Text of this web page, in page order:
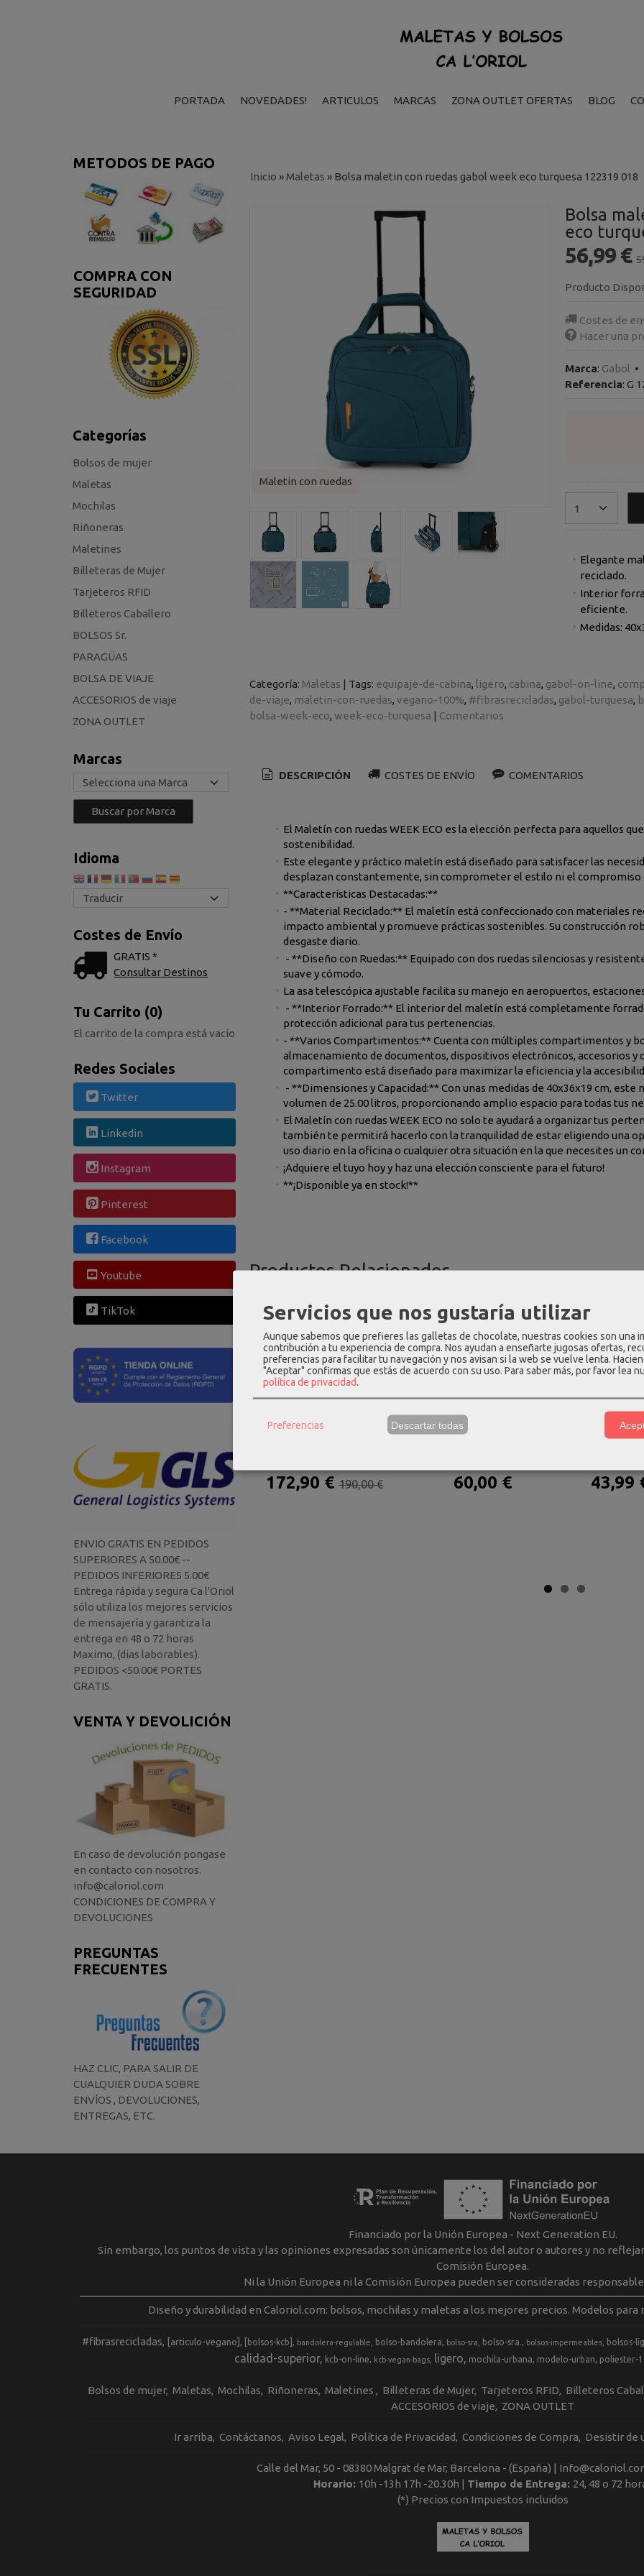
PORTADA NOVEDADES! ARTICULOS MARCAS ZONA OUTLET OFERTAS BLOG
METODOS DE PAGO
COMPRA CON
SEGURIDAD
Categorías
Bolsos de mujer
Maletas
Mochilas
Riñoneras
Maletines
Billeteras de Mujer
Tarjeteros RFID
Billeteros Caballero
BOLSOS Sr.
PARAGÜAS
BOLSA DE VIAJE
ACCESORIOS de viaje
ZONA OUTLET
Marcas
Idioma
Costes de Envío
GRATIS *
Consultar Destinos
Tu Carrito (0)
El carrito de la compra está vacío
Redes Sociales
Twitter
Linkedin
Instagram
Pinterest
Facebook
Youtube
TikTok
ENVIO GRATIS EN PEDIDOS
SUPERIORES A 50.00€ --
PEDIDOS INFERIORES 5.00€
Entrega rápida y segura Ca l'Oriol
sólo utiliza los mejores servicios
de mensajería y garantiza la
entrega en 48 o 72 horas
Maximo, (dias laborables).
PEDIDOS <50.00€ PORTES
GRATIS.
VENTA Y DEVOLICIÓN
En caso de devolución pongase
en contacto con nosotros.
info@caloriol.com
CONDICIONES DE COMPRA Y
DEVOLUCIONES
PREGUNTAS
FRECUENTES
HAZ CLIC, PARA SALIR DE
CUALQUIER DUDA SOBRE
ENVÍOS , DEVOLUCIONES,
ENTREGAS, ETC.
Inicio »Maletas » Bolsa maletin con ruedas gabol week eco turquesa 122319 018
Maletin con ruedas
Bolsa
eco
56,99 €
Producto
Costes de
Hacer una
Marca: Gabol •
Referencia: G
Elegante
reciclado.
Interior
eficiente.
Medidas:
Categoría: Maletas | Tags: equipaje-de-cabina ligero cabina gabol-on-line
de-viaje maletin-con-ruedas vegano-100% #fibrasrecicladas gabol-turquesa
bolsa-week-eco week-eco-turquesa | Comentarios
DESCRIPCIÓN COSTES DE ENVÍO COMENTARIOS
El Maletín con ruedas WEEK ECO es la elección perfecta para aquellos
sostenibilidad.
Este elegante y práctico maletín está diseñado para satisfacer las
desplazan constantemente, sin comprometer el estilo ni el compromiso
**Características Destacadas:**
- **Material Reciclado:** El maletín está confeccionado con materiales
impacto ambiental y promueve prácticas sostenibles. Su construcción
desgaste diario.
- **Diseño con Ruedas:** Equipado con dos ruedas silenciosas y
suave y cómodo.
La asa telescópica ajustable facilita su manejo en aeropuertos,
- **Interior Forrado:** El interior del maletín está completamente
protección adicional para tus pertenencias.
- **Varios Compartimentos:** Cuenta con múltiples compartimentos y
almacenamiento de documentos, dispositivos electrónicos, accesorios y
compartimento está diseñado para maximizar la eficiencia y la
- **Dimensiones y Capacidad:** Con unas medidas de 40x36x19 cm, este
volumen de 25.00 litros, proporcionando amplio espacio para todas tus
El Maletín con ruedas WEEK ECO no solo te ayudará a organizar tus
también te permitirá hacerlo con la tranquilidad de estar eligiendo una
uso diario en la oficina o cualquier otra situación en la que necesites un
¡Adquiere el tuyo hoy y haz una elección consciente para el futuro!
**¡Disponible ya en stock!**
Productos Relacionados
172,90 €190,00 € 60,00 € 43,99
Financiado por la Unión Europea - Next Generation EU.
Sin embargo, los puntos de vista y las opiniones expresadas son únicamente los del autor o autores y no
Comisión Europea.
Ni la Unión Europea ni la Comisión Europea pueden ser consideradas
Diseño y durabilidad en Caloriol.com: bolsos, mochilas y maletas a los mejores precios. Modelos para
#fibrasrecicladas [articulo-vegano] [bolsos-kcb] bandolera-regulable bolso-bandolera bolso-sra bolso-sra. bolsos-impermeables bolsos-
calidad-superior
kcb-on-line kcb-vegan-bags ligero mochila-urbana modelo-urban poliester-
Bolsos de mujer Maletas Mochilas Riñoneras Maletines Billeteras de Mujer Tarjeteros RFID Billeteros
ACCESORIOS de viaje ZONA OUTLET
Ir arriba Contáctanos Aviso Legal Política de Privacidad Condiciones de Compra Desistir de
Calle del Mar, 50 - 08380 Malgrat de Mar, Barcelona - (España) |
Horario: 10h -13h 17h -20.30h | Tiempo de Entrega: 24, 48 o 72
(*) Precios con Impuestos incluidos
Servicios que nos gustaría utilizar
Aunque sabemos que prefieres las galletas de chocolate, nuestras cookies son una
contribución a tu experiencia de compra. Nos ayudan a enseñarte jugosas ofertas,
preferencias para facilitar tu navegación y nos avisan si la web se vuelve lenta.
"Aceptar" confirmas que estás de acuerdo con su uso. Para saber más, por favor lea
política de privacidad.
Preferencias Descartar todas